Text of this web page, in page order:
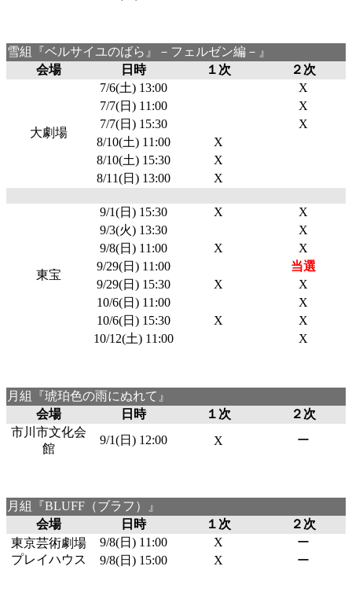
雪組『ベルサイユのばら』－フェルゼン編－』
会場
日時 １次 ２次
大劇場
7/6(土) 13:00
X
7/7(日) 11:00
X
7/7(日) 15:30
X
8/10(土) 11:00
X
8/10(土) 15:30
X
8/11(日) 13:00
X
東宝
9/1(日) 15:30 X
X
9/3(火) 13:30
X
9/8(日) 11:00
X
X
9/29(日) 11:00
当選
9/29(日) 15:30
X
X
10/6(日) 11:00
X
10/6(日) 15:30
X
X
10/12(土) 11:00
X
月組『琥珀色の雨にぬれて』
会場
日時 １次
２次
市川市文化会
館
9/1(日) 12:00 X ー
月組『BLUFF（ブラフ）』
会場
日時 １次
２次
東京芸術劇場
プレイハウス
9/8(日) 11:00 X
ー
9/8(日) 15:00
X ー